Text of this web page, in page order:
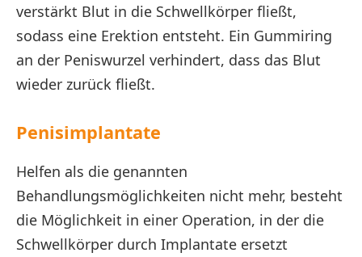
verstärkt Blut in die Schwellkörper fließt,
sodass eine Erektion entsteht. Ein Gummiring
an der Peniswurzel verhindert, dass das Blut
wieder zurück fließt.
Penisimplantate
Helfen als die genannten
Behandlungsmöglichkeiten nicht mehr, besteht
die Möglichkeit in einer Operation, in der die
Schwellkörper durch Implantate ersetzt